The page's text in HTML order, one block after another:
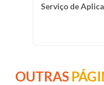
Serviço de
OUTRAS